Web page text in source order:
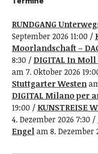
RUNDGANG
September 2026 11:00
Moorlandschaft –
8:30
DIGITAL In
am 7. Oktober 2026
Stuttgarter Westen
DIGITAL Milano per
19:00
KUNSTREISE
4. Dezember 2026 7:30
Engelam 8. Dezember